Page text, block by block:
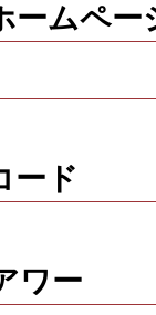
ームペー
ード
ワー